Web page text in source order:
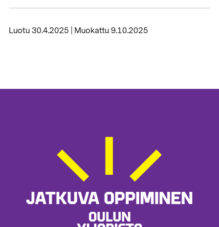
Luotu 30.4.2025 | Muokattu 9.10.2025